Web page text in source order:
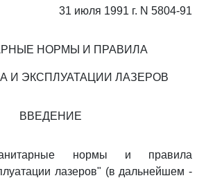
31 июля 1991 г. N 5804-91
НОРМЫ И ПРАВИЛА
И ЭКСПЛУАТАЦИИ ЛАЗЕРОВ
ВВЕДЕНИЕ
нормы и правила
лазеров" (в дальнейшем -